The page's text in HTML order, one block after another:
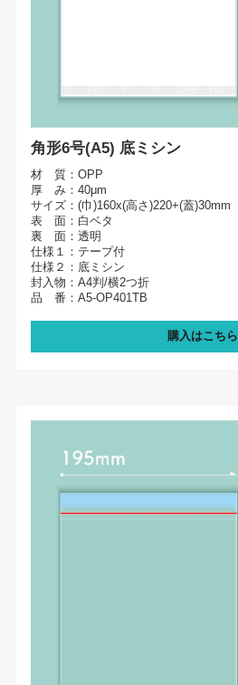
角形6号(A5) 底ミシン
材 質：OPP
厚 み：40μm
サイズ：(巾)160x(高さ)220+(蓋)30mm
表 面：白ベタ
裏 面：透明
仕様１：テープ付
仕様２：底ミシン
封入物：A4判/横2つ折
品 番：A5-OP401TB
購入はこちら